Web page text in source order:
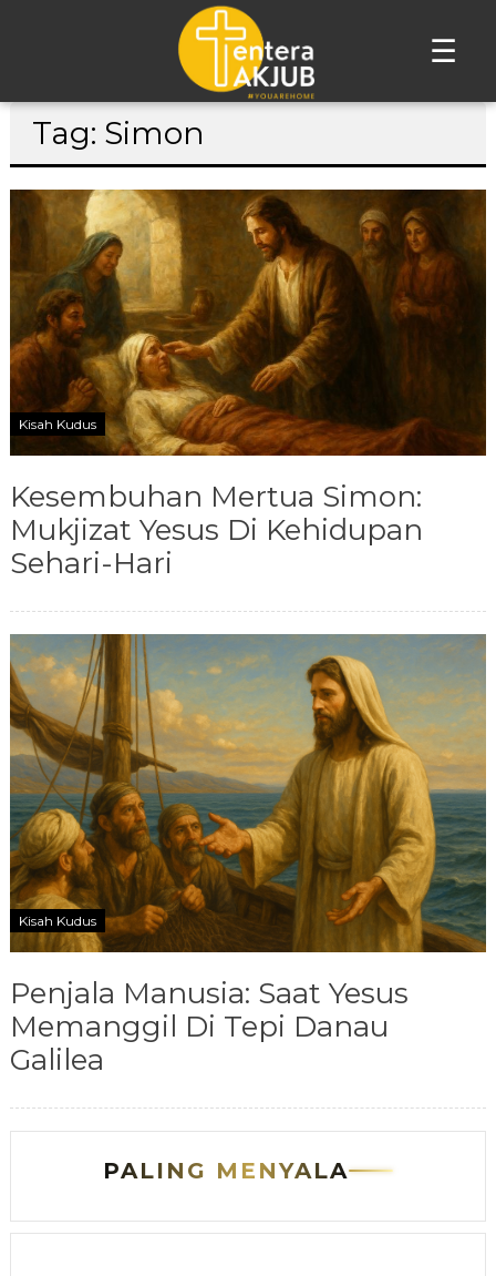
☰
Lompat
Tag: Simon
Kisah Kudus
Kesembuhan Mertua Simon:
Mukjizat Yesus Di Kehidupan
Sehari-Hari
Kisah Kudus
Penjala Manusia: Saat Yesus
Memanggil Di Tepi Danau
Galilea
PALING MENYALA